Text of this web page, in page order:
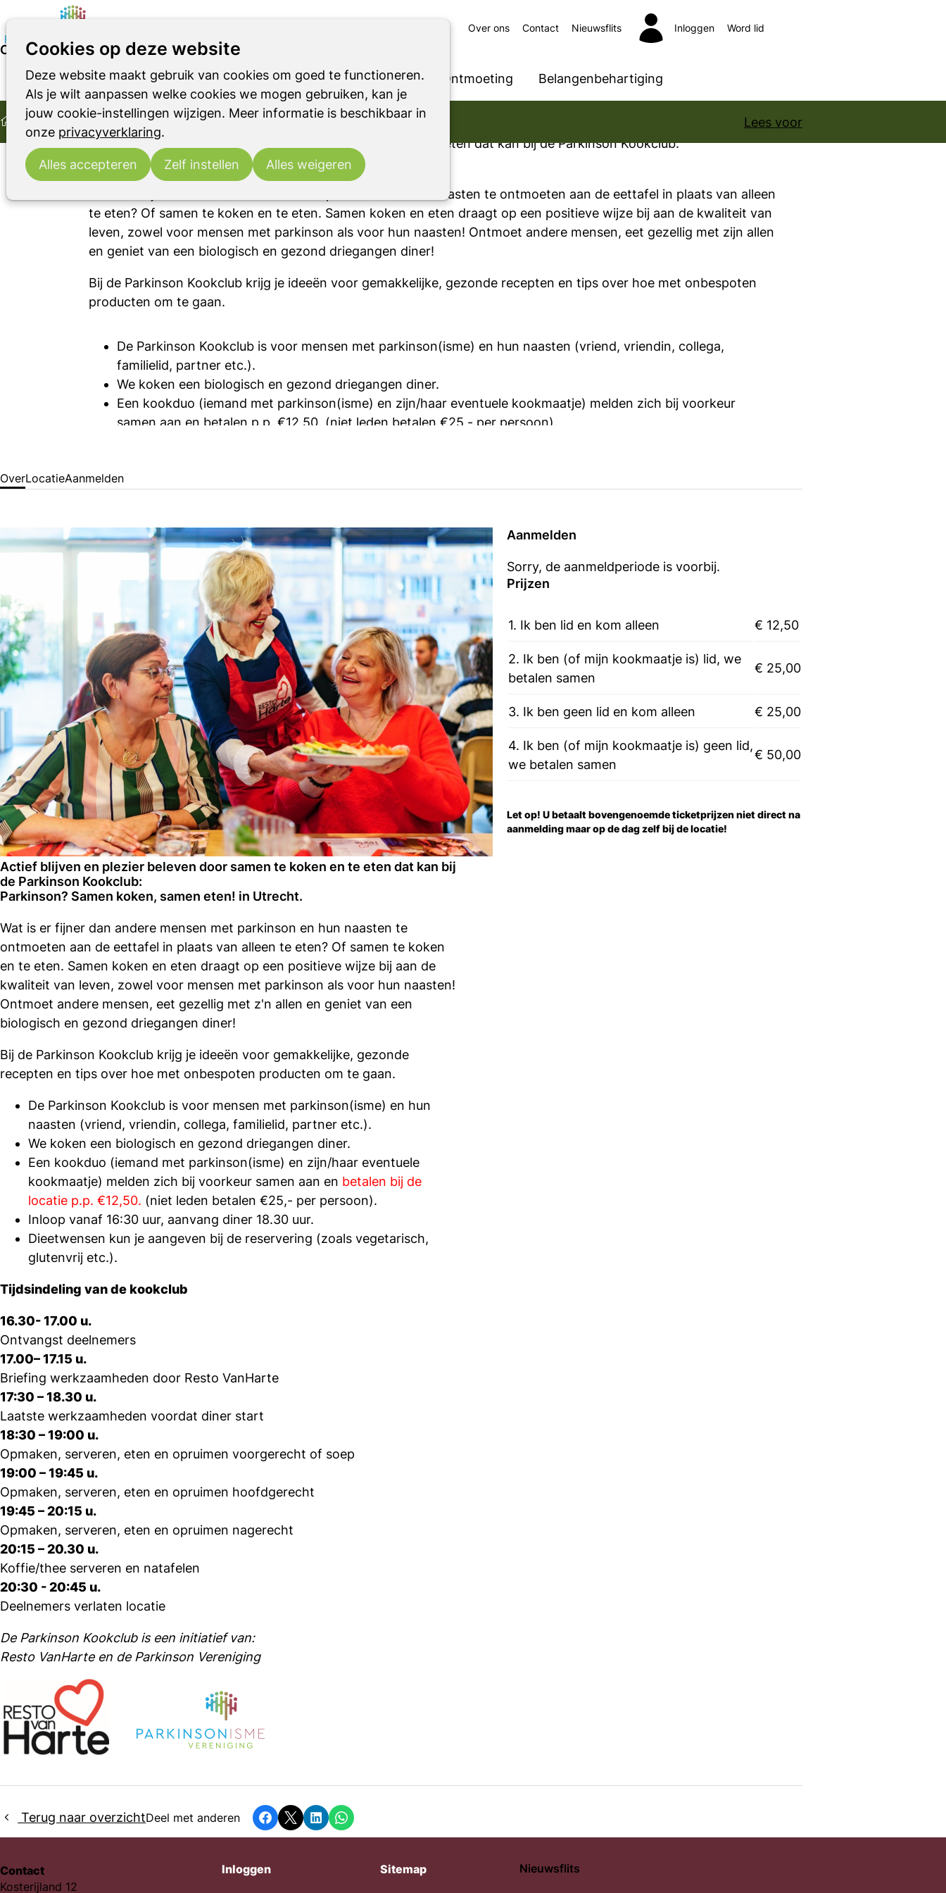
Cookies op deze website
Deze website maakt gebruik van cookies om goed te functioneren.
Als je wilt aanpassen welke cookies we mogen gebruiken, kan je
jouw cookie-instellingen wijzigen. Meer informatie is beschikbaar in
onze privacyverklaring.
Alles accepteren Zelf instellen Alles weigeren
Home
Parkinson Parkinsonismen RBD Ondersteuning Ontmoeting Belangenbehartiging
Over ons Contact Nieuwsflits Inloggen Word lid
Over Parkinson? Samen koken, samen eten! Utrecht Lees voor
Over Parkinson? Samen koken, samen eten! Utrecht
di
11
nov
16:30 - 20:45 Buurtcentrum Bij de Buren
Parkinson? Samen koken, samen eten! Utrecht
Actief blijven en plezier beleven door samen te koken en te eten dat kan bij de Parkinson Kookclub:
Parkinson? Samen koken, samen eten! in Utrecht.
Wat is er fijner dan andere mensen met parkinson en hun naasten te ontmoeten aan de eettafel in plaats van alleen
te eten? Of samen te koken en te eten. Samen koken en eten draagt op een positieve wijze bij aan de kwaliteit van
leven, zowel voor mensen met parkinson als voor hun naasten! Ontmoet andere mensen, eet gezellig met zijn allen
en geniet van een biologisch en gezond driegangen diner!
Bij de Parkinson Kookclub krijg je ideeën voor gemakkelijke, gezonde recepten en tips over hoe met onbespoten
producten om te gaan.
De Parkinson Kookclub is voor mensen met parkinson(isme) en hun naasten (vriend, vriendin, collega,
familielid, partner etc.).
We koken een biologisch en gezond driegangen diner.
Een kookduo (iemand met parkinson(isme) en zijn/haar eventuele kookmaatje) melden zich bij voorkeur
samen aan en betalen p.p. €12,50. (niet leden betalen €25,- per persoon).
OverLocatieAanmelden
Actief blijven en plezier beleven door samen te koken en te eten dat kan bij
de Parkinson Kookclub:
Parkinson? Samen koken, samen eten! in Utrecht.
Wat is er fijner dan andere mensen met parkinson en hun naasten te
ontmoeten aan de eettafel in plaats van alleen te eten? Of samen te koken
en te eten. Samen koken en eten draagt op een positieve wijze bij aan de
kwaliteit van leven, zowel voor mensen met parkinson als voor hun naasten!
Ontmoet andere mensen, eet gezellig met z'n allen en geniet van een
biologisch en gezond driegangen diner!
Bij de Parkinson Kookclub krijg je ideeën voor gemakkelijke, gezonde
recepten en tips over hoe met onbespoten producten om te gaan.
De Parkinson Kookclub is voor mensen met parkinson(isme) en hun
naasten (vriend, vriendin, collega, familielid, partner etc.).
We koken een biologisch en gezond driegangen diner.
Een kookduo (iemand met parkinson(isme) en zijn/haar eventuele
kookmaatje) melden zich bij voorkeur samen aan en betalen bij de
locatie p.p. €12,50. (niet leden betalen €25,- per persoon).
Inloop vanaf 16:30 uur, aanvang diner 18.30 uur.
Dieetwensen kun je aangeven bij de reservering (zoals vegetarisch,
glutenvrij etc.).
Tijdsindeling van de kookclub
16.30- 17.00 u.
Ontvangst deelnemers
17.00– 17.15 u.
Briefing werkzaamheden door Resto VanHarte
17:30 – 18.30 u.
Laatste werkzaamheden voordat diner start
18:30 – 19:00 u.
Opmaken, serveren, eten en opruimen voorgerecht of soep
19:00 – 19:45 u.
Opmaken, serveren, eten en opruimen hoofdgerecht
19:45 – 20:15 u.
Opmaken, serveren, eten en opruimen nagerecht
20:15 – 20.30 u.
Koffie/thee serveren en natafelen
20:30 - 20:45 u.
Deelnemers verlaten locatie
De Parkinson Kookclub is een initiatief van:
Resto VanHarte en de Parkinson Vereniging
Aanmelden
Sorry, de aanmeldperiode is voorbij.
Prijzen
1. Ik ben lid en kom alleen € 12,50
2. Ik ben (of mijn kookmaatje is) lid, we
betalen samen
€ 25,00
3. Ik ben geen lid en kom alleen € 25,00
4. Ik ben (of mijn kookmaatje is) geen lid,
we betalen samen
€ 50,00
Let op! U betaalt bovengenoemde ticketprijzen niet direct na
aanmelding maar op de dag zelf bij de locatie!
Deel met anderen Facebook
X LinkedInWhatsapp
Terug naar overzicht
Contact
Kosterijland 12
Inloggen Sitemap Nieuwsflits